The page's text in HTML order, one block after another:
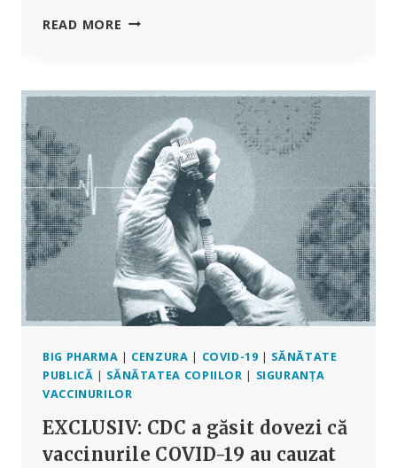
READ MORE FILMUL
„SIGUR
EFICIENT”,
DEMASCÂND
MINCIUNILE
FARMACEUTICE
PRIVIND
INJECȚIILE
COVID
BIG PHARMA | CENZURA | COVID-19 | SĂNĂTATE
PUBLICĂ | SĂNĂTATEA COPIILOR | SIGURANȚA
VACCINURILOR
EXCLUSIV: CDC a găsit dovezi că
vaccinurile COVID-19 au cauzat